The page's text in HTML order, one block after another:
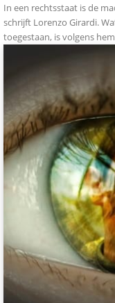
In een rechtsstaat is de
schrijft Lorenzo Girardi.
toegestaan, is volgens